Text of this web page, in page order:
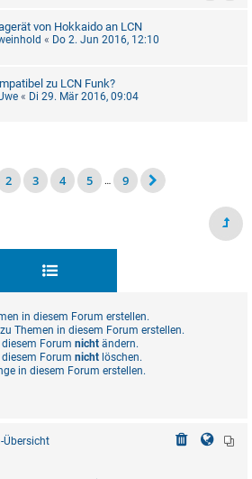
von Hokkaido an LCN
« Do 2. Jun 2016, 12:10
zu LCN Funk?
« Di 29. Mär 2016, 09:04
2 3 4 5 … 9
in diesem Forum erstellen.
Themen in diesem Forum erstellen.
Forum nicht ändern.
Forum nicht löschen.
in diesem Forum erstellen.
Übersicht